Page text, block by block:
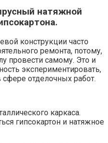
натяжной
конструкции часто
ремонта, потому,
провести самому. Это и
экспериментировать,
отделочных работ.
каркаса.
гипсокартон и натяжное